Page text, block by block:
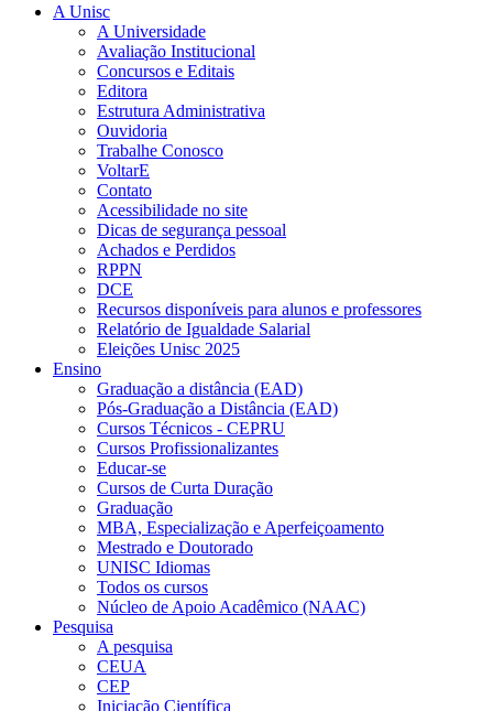
A Unisc
A Universidade
Avaliação Institucional
Concursos e Editais
Editora
Estrutura Administrativa
Ouvidoria
Trabalhe Conosco
VoltarE
Contato
Acessibilidade no site
Dicas de segurança pessoal
Achados e Perdidos
RPPN
DCE
Recursos disponíveis para alunos e professores
Relatório de Igualdade Salarial
Eleições Unisc 2025
Ensino
Graduação a distância (EAD)
Pós-Graduação a Distância (EAD)
Cursos Técnicos - CEPRU
Cursos Profissionalizantes
Educar-se
Cursos de Curta Duração
Graduação
MBA, Especialização e Aperfeiçoamento
Mestrado e Doutorado
UNISC Idiomas
Todos os cursos
Núcleo de Apoio Acadêmico (NAAC)
Pesquisa
A pesquisa
CEUA
CEP
Iniciação Científica